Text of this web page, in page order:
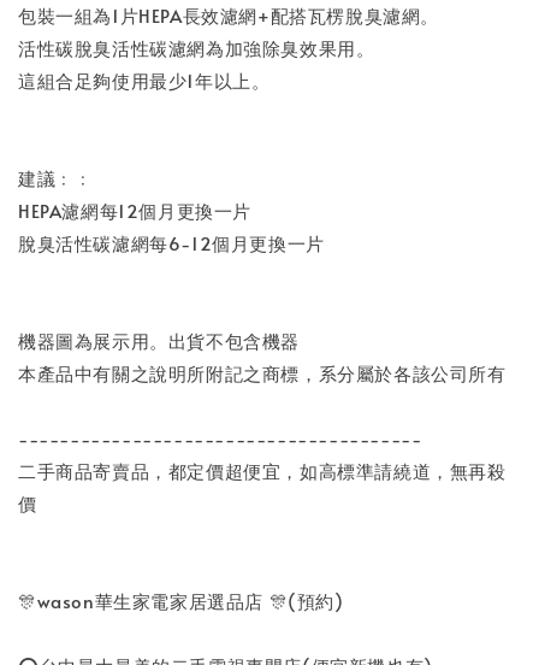
包裝一組為1片HEPA長效濾網+配搭瓦楞脫臭濾網。
活性碳脫臭活性碳濾網為加強除臭效果用。
這組合足夠使用最少1年以上。
建議﹕﹕
HEPA濾網每12個月更換一片
脫臭活性碳濾網每6-12個月更換一片
機器圖為展示用。出貨不包含機器
本產品中有關之說明所附記之商標，系分屬於各該公司所有
---------------------------------------
二手商品寄賣品，都定價超便宜，如高標準請繞道，無再殺
價
🎊wason華生家電家居選品店 🎊(預約)